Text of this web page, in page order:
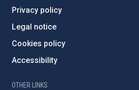
Privacy policy
Legal notice
Cookies policy
Accessibility
OTHER LINKS